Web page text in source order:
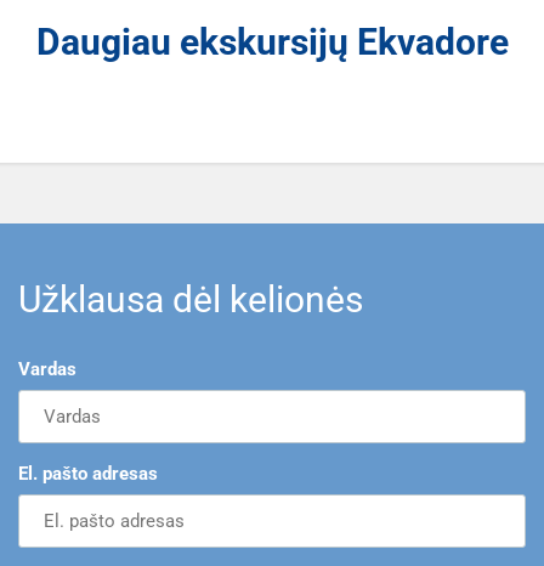
Daugiau ekskursijų Ekvadore
Užklausa dėl kelionės
Vardas
El. pašto adresas